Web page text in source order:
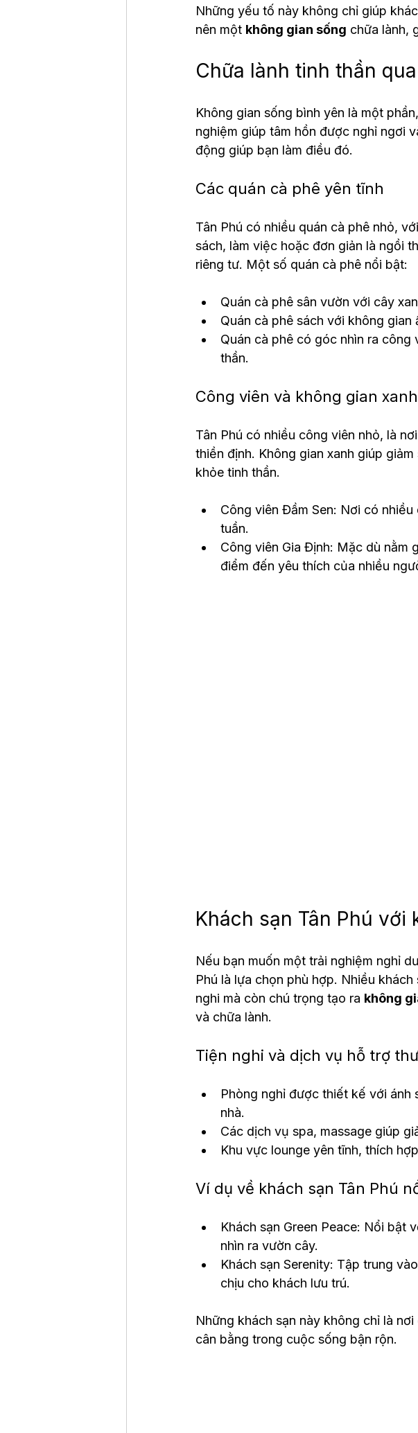
Những yếu tố này không chỉ giúp
nên một không gian sống chữa lành,
Chữa lành tinh thần
Không gian sống bình yên là một
nghiệm giúp tâm hồn được nghỉ ngơi
động giúp bạn làm điều đó.
Các quán cà phê yên tĩnh
Tân Phú có nhiều quán cà phê nhỏ,
sách, làm việc hoặc đơn giản là ngồi
riêng tư. Một số quán cà phê nổi bật:
Quán cà phê sân vườn với cây
Quán cà phê sách với không gian
Quán cà phê có góc nhìn ra
thần.
Công viên và không gian xanh
Tân Phú có nhiều công viên nhỏ, là
thiền định. Không gian xanh giúp
khỏe tinh thần.
Công viên Đầm Sen: Nơi có
tuần.
Công viên Gia Định: Mặc dù nằm
điểm đến yêu thích của nhiều
Khách sạn Tân Phú
Nếu bạn muốn một trải nghiệm nghỉ
Phú là lựa chọn phù hợp. Nhiều
nghi mà còn chú trọng tạo ra không
và chữa lành.
Tiện nghi và dịch vụ hỗ trợ
Phòng nghỉ được thiết kế với ánh
nhà.
Các dịch vụ spa, massage giúp
Khu vực lounge yên tĩnh, thích
Ví dụ về khách sạn Tân Phú
Khách sạn Green Peace: Nổi bật
nhìn ra vườn cây.
Khách sạn Serenity: Tập trung
chịu cho khách lưu trú.
Những khách sạn này không chỉ là
cân bằng trong cuộc sống bận rộn.